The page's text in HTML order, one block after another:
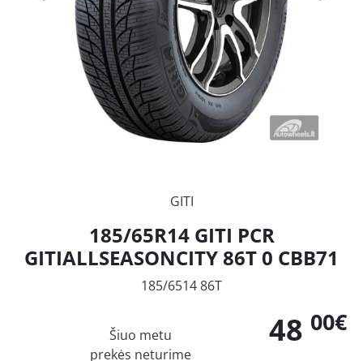
GITI
185/65R14 GITI PCR
GITIALLSEASONCITY 86T 0 CBB71
185/6514 86T
48 00€
Šiuo metu
prekės neturime